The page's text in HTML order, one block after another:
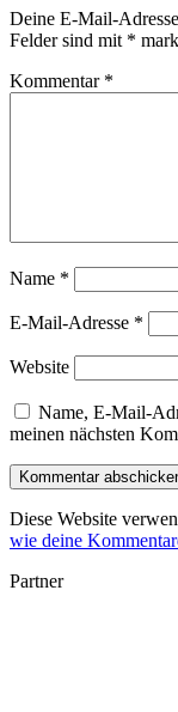
Deine E-Mail-
Felder sind mit *
Kommentar *
Name *
E-Mail-Adresse *
Website
Name, E-Mail-
meinen nächsten
Diese Website
wie deine
Partner